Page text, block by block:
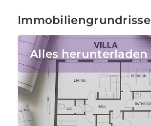
Immobiliengrundrisse
Alles herunterladen